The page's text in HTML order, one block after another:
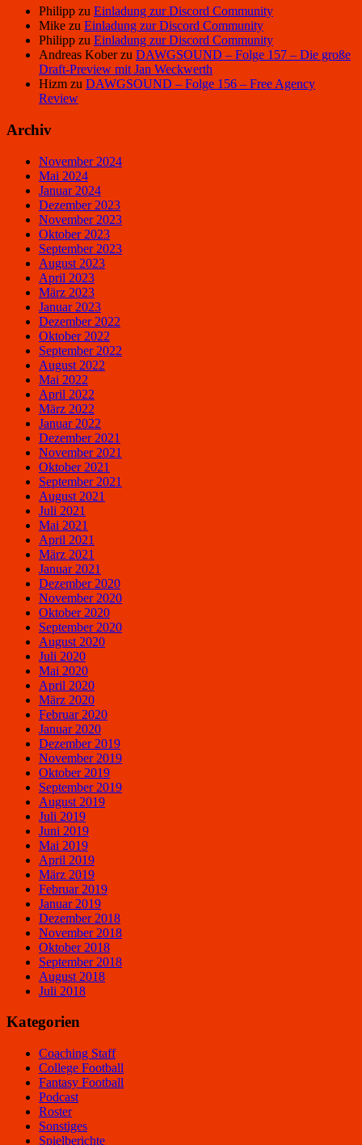
Philipp zu Einladung zur Discord Community
Mike zu Einladung zur Discord Community
Philipp zu Einladung zur Discord Community
Andreas Koberzu DAWGSOUND – Folge 157 – Die große
Draft-Preview mit Jan Weckwerth
Hizm zu DAWGSOUND – Folge 156 – Free Agency
Review
Archiv
November 2024
Mai 2024
Januar 2024
Dezember 2023
November 2023
Oktober 2023
September 2023
August 2023
April 2023
März 2023
Januar 2023
Dezember 2022
Oktober 2022
September 2022
August 2022
Mai 2022
April 2022
März 2022
Januar 2022
Dezember 2021
November 2021
Oktober 2021
September 2021
August 2021
Juli 2021
Mai 2021
April 2021
März 2021
Januar 2021
Dezember 2020
November 2020
Oktober 2020
September 2020
August 2020
Juli 2020
Mai 2020
April 2020
März 2020
Februar 2020
Januar 2020
Dezember 2019
November 2019
Oktober 2019
September 2019
August 2019
Juli 2019
Juni 2019
Mai 2019
April 2019
März 2019
Februar 2019
Januar 2019
Dezember 2018
November 2018
Oktober 2018
September 2018
August 2018
Juli 2018
Kategorien
Coaching Staff
College Football
Fantasy Football
Podcast
Roster
Sonstiges
Spielberichte